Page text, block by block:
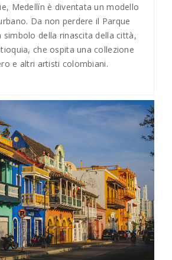
Medellín è diventata un modello
Da non perdere il Parque
simbolo della rinascita della città,
che ospita una collezione
e altri artisti colombiani.